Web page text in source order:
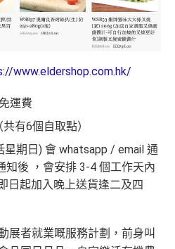
www.eldershop.com.hk/
運費
有6個自取點）
期日) 會 whatsapp / email 通
知後 ，會安排 3-4 個工作天內
日起加入晚上送貨逢二及四
展者就業嘅服務計劃，前身叫